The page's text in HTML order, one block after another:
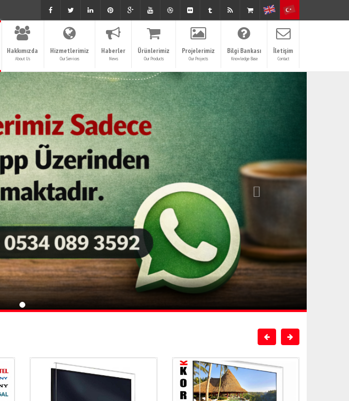
Hakkımızda
About Us
Hizmetlerimiz
Our Services
Haberler
News
Ürünlerimiz
Our Products
Projelerimiz
Our Projects
Bilgi Bankası
Knowledge Base
İletişim
Contact